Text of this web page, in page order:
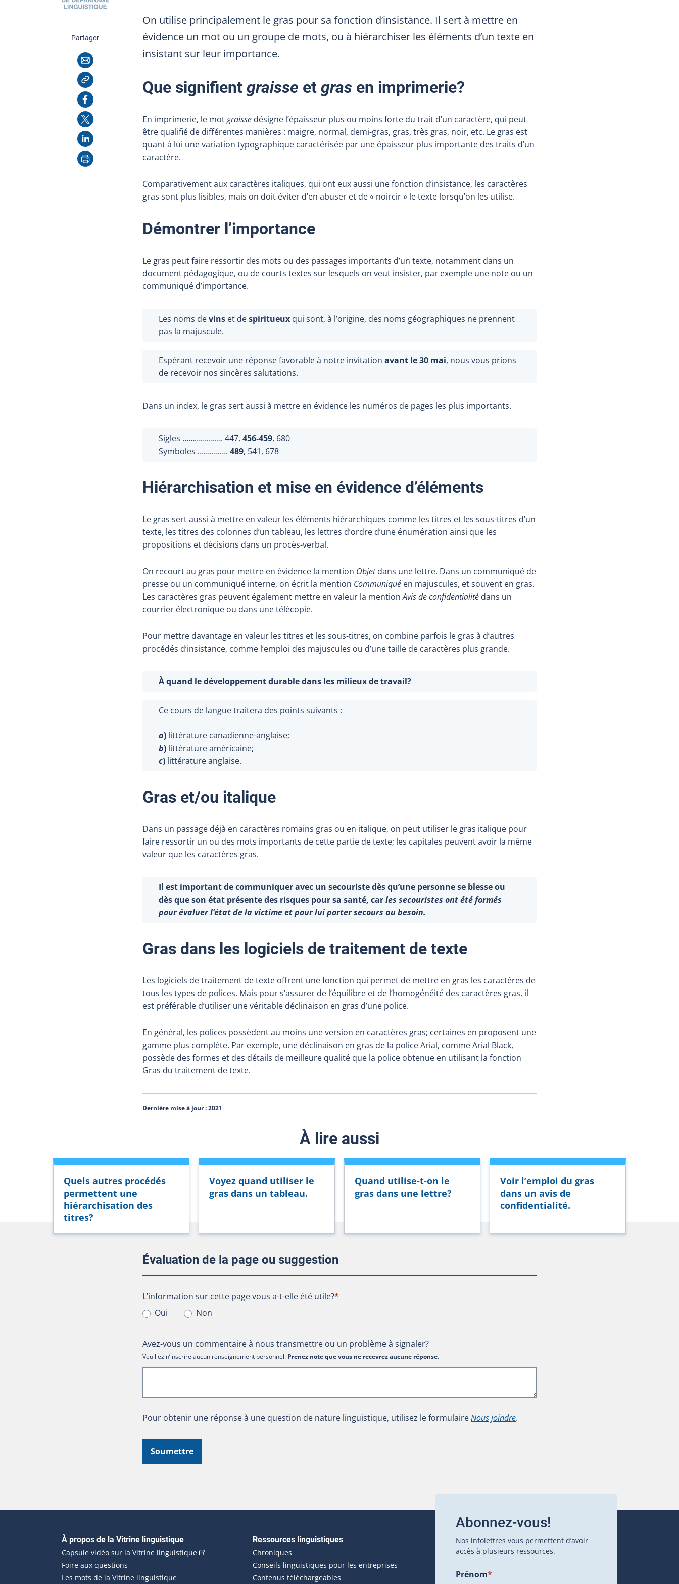
Partagercette page
Courriel
Copier l'adresse
Facebook
X
LinkedIn
Imprimer
On utilise principalement le gras pour sa fonction d’insistance. Il sert à mettre en
évidence un mot ou un groupe de mots, ou à hiérarchiser les éléments d’un texte en
insistant sur leur importance.
Que signifient graisse et gras en imprimerie?
En imprimerie, le motgraisse désigne l’épaisseur plus ou moins forte du trait d’un caractère, qui peut
être qualifié de différentes manières : maigre, normal, demi-gras, gras, très gras, noir, etc. Le gras est
quant à lui une variation typographique caractérisée par une épaisseur plus importante des traits d’un
caractère.
Comparativement aux caractères italiques, qui ont eux aussi une fonction d’insistance, les caractères
gras sont plus lisibles, mais on doit éviter d’en abuser et de « noircir » le texte lorsqu’on les utilise.
Démontrer l’importance
Le gras peut faire ressortir des mots ou des passages importants d’un texte, notamment dans un
document pédagogique, ou de courts textes sur lesquels on veut insister, par exemple une note ou un
communiqué d’importance.
Les noms devins et despiritueux qui sont, à l’origine, des noms géographiques ne prennent
pas la majuscule.
Espérant recevoir une réponse favorable à notre invitation avant le 30 mai, nous vous prions
de recevoir nos sincères salutations.
Dans un index, le gras sert aussi à mettre en évidence les numéros de pages les plus importants.
Sigles …………….…. 447, 456‑459, 680
Symboles …….….…. 489, 541, 678
Hiérarchisation et mise en évidence d’éléments
Le gras sert aussi à mettre en valeur les éléments hiérarchiques comme les titres et les sous-titres d’un
texte, les titres des colonnes d’un tableau, les lettres d’ordre d’une énumération ainsi que les
propositions et décisions dans un procès-verbal.
On recourt au gras pour mettre en évidence la mention Objetdans une lettre. Dans un communiqué de
presse ou un communiqué interne, on écrit la mention Communiqué en majuscules, et souvent en gras.
Les caractères gras peuvent également mettre en valeur la mentionAvis de confidentialité dans un
courrier électronique ou dans une télécopie.
Pour mettre davantage en valeur les titres et les sous-titres, on combine parfois le gras à d’autres
procédés d’insistance, comme l’emploi des majuscules ou d’une taille de caractères plus grande.
À quand le développement durable dans les milieux de travail?
Ce cours de langue traitera des points suivants :
a) littérature canadienne-anglaise;
b) littérature américaine;
c) littérature anglaise.
Gras et/ou italique
Dans un passage déjà en caractères romains gras ou en italique, on peut utiliser le gras italique pour
faire ressortir un ou des mots importants de cette partie de texte; les capitales peuvent avoir la même
valeur que les caractères gras.
Il est important de communiquer avec un secouriste dès qu’une personne se blesse ou
dès que son état présente des risques pour sa santé, carles secouristes ont été formés
pour évaluer l’état de la victime et pour lui porter secours au besoin.
Gras dans les logiciels de traitement de texte
Les logiciels de traitement de texte offrent une fonction qui permet de mettre en gras les caractères de
tous les types de polices. Mais pour s’assurer de l’équilibre et de l’homogénéité des caractères gras, il
est préférable d’utiliser une véritable déclinaison en gras d’une police.
En général, les polices possèdent au moins une version en caractères gras; certaines en proposent une
gamme plus complète. Par exemple, une déclinaison en gras de la police Arial, comme Arial Black,
possède des formes et des détails de meilleure qualité que la police obtenue en utilisant la fonction
Gras du traitement de texte.
Dernière mise à jour :2021
À lire aussi
Quels autres procédés
permettent une
hiérarchisation des
titres?
Voyez quand utiliser le
gras dans un tableau.
Quand utilise-t-on le
gras dans une lettre?
Voir l’emploi du gras
dans un avis de
confidentialité.
Évaluation de la page ou suggestion
L’information sur cette page vous a-t-elle été utile?
L’information sur cette page vous a-t-elle été utile?*
Oui
Non
Avez-vous un commentaire à nous transmettre ou un problème à signaler?
Veuillez n’inscrire aucun renseignement personnel. Prenez note que vous ne recevrez aucune réponse.
Pour obtenir une réponse à une question de nature linguistique, utilisez le formulaireNous joindre.
Soumettre
Navigation principale
À propos de la Vitrine linguistique
Capsule vidéo sur la Vitrine linguistique(Cet hyperlien externe s'ouvrira dans une nouvelle fenêtre.)
Foire aux questions
Les mots de la Vitrine linguistique
Ressources linguistiques
Chroniques
Conseils linguistiques pour les entreprises
Contenus téléchargeables
Abonnez-vous!
Nos infolettres vous permettent d’avoir
accès à plusieurs ressources.
Prénom*